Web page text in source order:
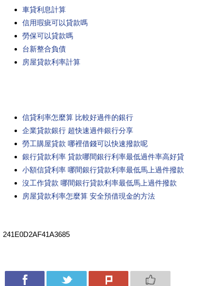
車貸利息計算
信用瑕疵可以貸款嗎
勞保可以貸款嗎
台新整合負債
房屋貸款利率計算
信貸利率怎麼算 比較好過件的銀行
企業貸款銀行 超快速過件銀行分享
勞工購屋貸款 哪裡借錢可以快速撥款呢
銀行貸款利率 貸款哪間銀行利率最低過件率高好貸
小額信貸利率 哪間銀行貸款利率最低馬上過件撥款
沒工作貸款 哪間銀行貸款利率最低馬上過件撥款
房屋貸款利率怎麼算 安全預借現金的方法
241E0D2AF41A3685